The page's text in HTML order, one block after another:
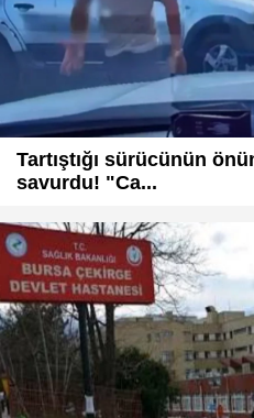
Tartıştığı sürücünün
savurdu! "Ca...